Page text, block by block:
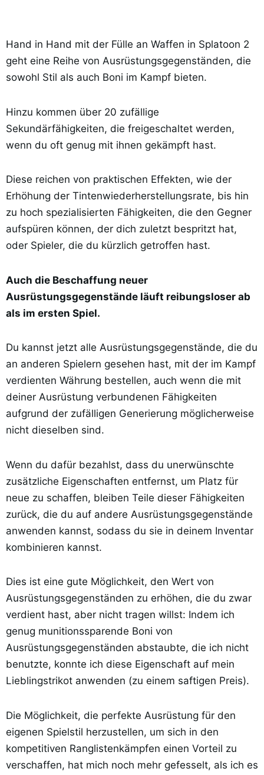
Hand in Hand mit der Fülle an Waffen in Splatoon 2
geht eine Reihe von Ausrüstungsgegenständen, die
sowohl Stil als auch Boni im Kampf bieten.
Hinzu kommen über 20 zufällige
Sekundärfähigkeiten, die freigeschaltet werden,
wenn du oft genug mit ihnen gekämpft hast.
Diese reichen von praktischen Effekten, wie der
Erhöhung der Tintenwiederherstellungsrate, bis hin
zu hoch spezialisierten Fähigkeiten, die den Gegner
aufspüren können, der dich zuletzt bespritzt hat,
oder Spieler, die du kürzlich getroffen hast.
Auch die Beschaffung neuer
Ausrüstungsgegenstände läuft reibungsloser ab
als im ersten Spiel.
Du kannst jetzt alle Ausrüstungsgegenstände, die du
an anderen Spielern gesehen hast, mit der im Kampf
verdienten Währung bestellen, auch wenn die mit
deiner Ausrüstung verbundenen Fähigkeiten
aufgrund der zufälligen Generierung möglicherweise
nicht dieselben sind.
Wenn du dafür bezahlst, dass du unerwünschte
zusätzliche Eigenschaften entfernst, um Platz für
neue zu schaffen, bleiben Teile dieser Fähigkeiten
zurück, die du auf andere Ausrüstungsgegenstände
anwenden kannst, sodass du sie in deinem Inventar
kombinieren kannst.
Dies ist eine gute Möglichkeit, den Wert von
Ausrüstungsgegenständen zu erhöhen, die du zwar
verdient hast, aber nicht tragen willst: Indem ich
genug munitionssparende Boni von
Ausrüstungsgegenständen abstaubte, die ich nicht
benutzte, konnte ich diese Eigenschaft auf mein
Lieblingstrikot anwenden (zu einem saftigen Preis).
Die Möglichkeit, die perfekte Ausrüstung für den
eigenen Spielstil herzustellen, um sich in den
kompetitiven Ranglistenkämpfen einen Vorteil zu
verschaffen, hat mich noch mehr gefesselt, als ich es